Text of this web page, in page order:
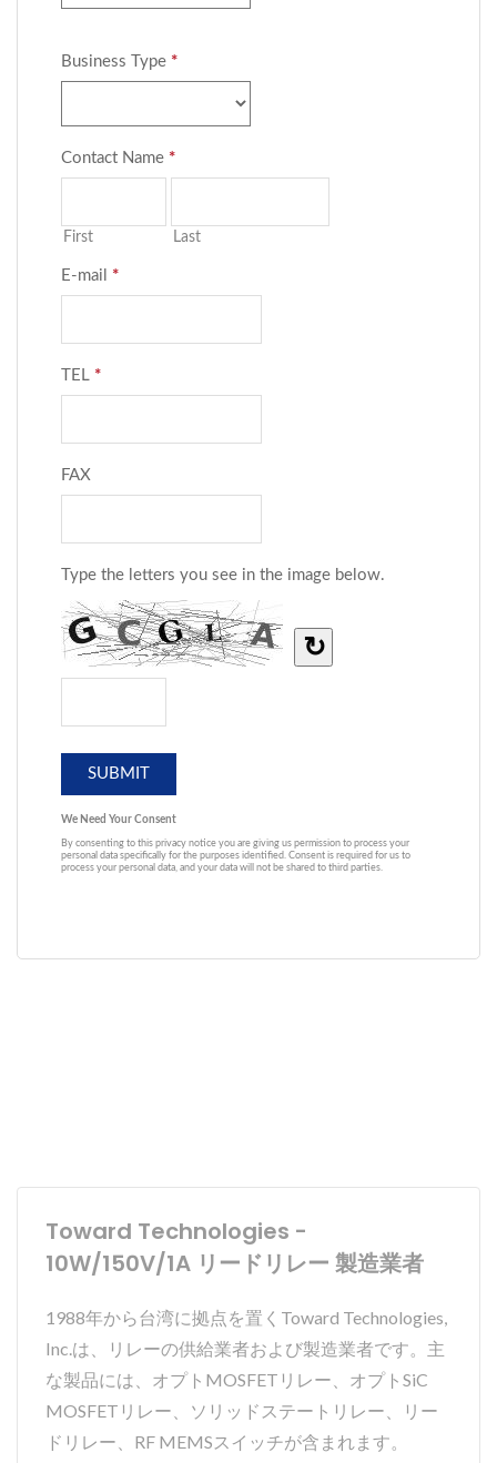
Toward Technologies -
10W/150V/1A リードリレー 製造業者
1988年から台湾に拠点を置くToward Technologies,
Inc.は、リレーの供給業者および製造業者です。主
な製品には、オプトMOSFETリレー、オプトSiC
MOSFETリレー、ソリッドステートリレー、リー
ドリレー、RF MEMSスイッチが含まれます。